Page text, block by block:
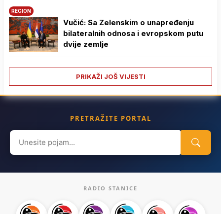
REGION
Vučić: Sa Zelenskim o unapređenju
bilateralnih odnosa i evropskom putu
dvije zemlje
PRIKAŽI JOŠ VIJESTI
PRETRAŽITE PORTAL
Search
for:
RADIO STANICE